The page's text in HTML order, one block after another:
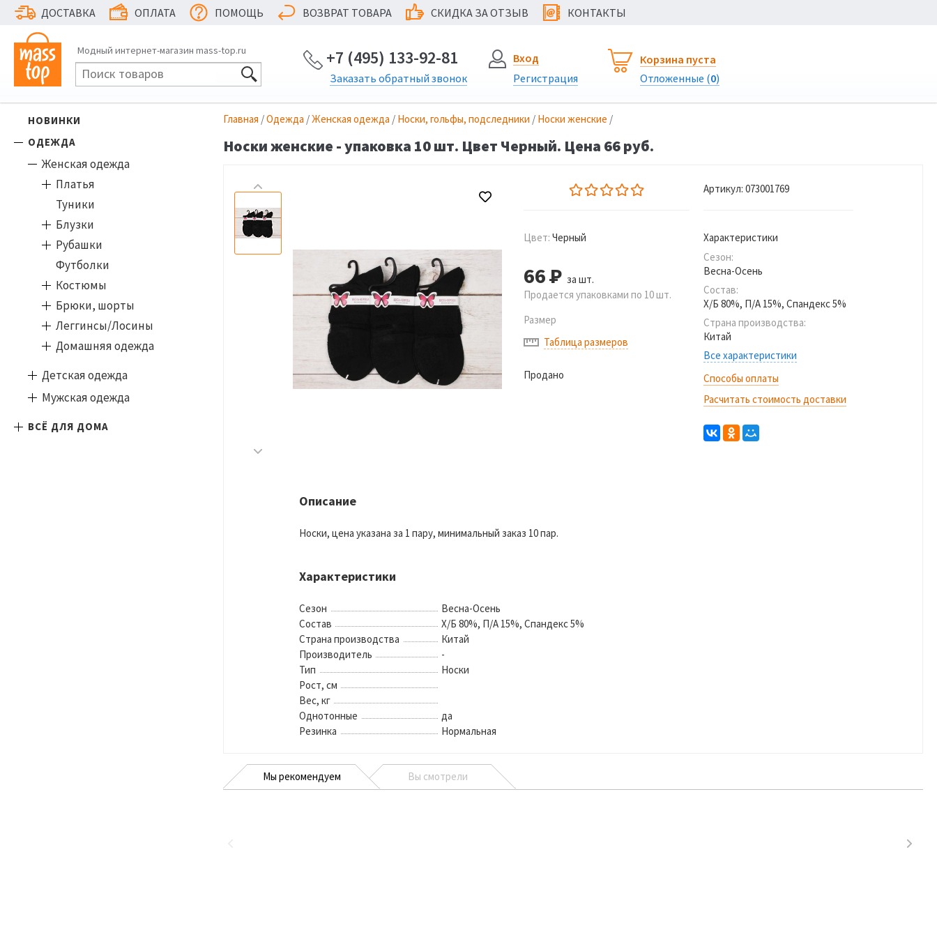
ДОСТАВКА ОПЛАТА ПОМОЩЬ ВОЗВРАТ ТОВАРА СКИДКА ЗА ОТЗЫВ @ КОНТАКТЫ
Модный интернет-магазин mass-top.ru +7 (495) 133-92-81
Заказать обратный звонок
Вход
Регистрация
Корзина пуста
Отложенные (0)
НОВИНКИ
ОДЕЖДА
Женская одежда
Платья
Туники
Блузки
Рубашки
Футболки
Костюмы
Брюки, шорты
Леггинсы/Лосины
Домашняя одежда
Детская одежда
Мужская одежда
ВСЁ ДЛЯ ДОМА
Главная /Одежда /Женская одежда / Носки, гольфы, подследники / Носки женские /
Носки женские - упаковка 10 шт. Цвет Черный. Цена 66 руб.
Цвет: Черный
66Р за шт.
Продается упаковками по 10 шт.
Размер
Таблица размеров
Продано
Артикул: 073001769
Характеристики
Сезон:
Весна-Осень
Состав:
Х/Б 80%, П/А 15%, Спандекс 5%
Страна производства:
Китай
Все характеристики
Способы оплаты
Расчитать стоимость доставки
Описание
Носки, цена указана за 1 пару, минимальный заказ 10 пар.
Характеристики
Сезон
Весна-Осень
Состав
Х/Б 80%, П/А 15%, Спандекс 5%
Страна производства
Китай
Производитель
-
Тип
Носки
Рост, см
Вес, кг
Однотонные
да
Резинка
Нормальная
Мы рекомендуем Вы смотрели